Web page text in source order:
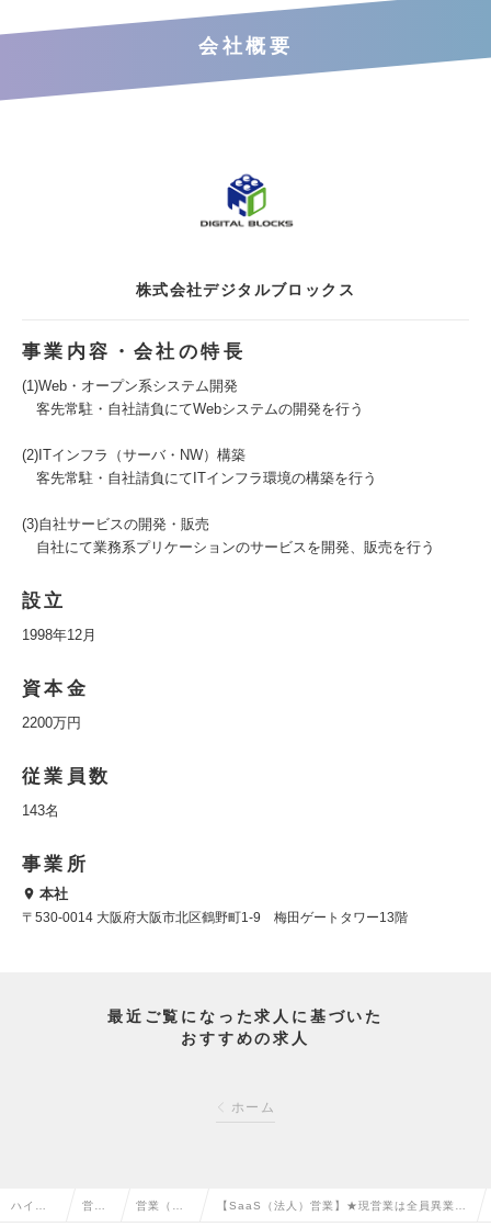
会社概要
株式会社デジタルブロックス
事業内容・会社の特長
(1)Web・オープン系システム開発
客先常駐・自社請負にてWebシステムの開発を行う
(2)ITインフラ（サーバ・NW）構築
客先常駐・自社請負にてITインフラ環境の構築を行う
(3)自社サービスの開発・販売
自社にて業務系プリケーションのサービスを開発、販売を行う
設立
1998年12月
資本金
2200万円
従業員数
143名
事業所
本社
〒530-0014 大阪府大阪市北区鶴野町1-9 梅田ゲートタワー13階
最近ご覧になった求人に基づいた
おすすめの求人
ホーム
ハイク 営業 営業（法 【SaaS（法人）営業】★現営業は全員異業界